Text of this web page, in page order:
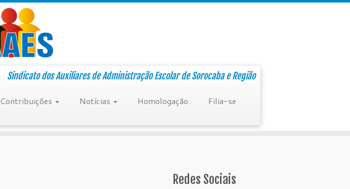
Sindicato dos Auxiliares de Administração Escolar de Sorocaba e Região
Contribuições Notícias Homologação
Filia-se
Redes Sociais